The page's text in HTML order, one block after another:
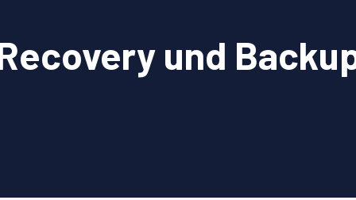
und